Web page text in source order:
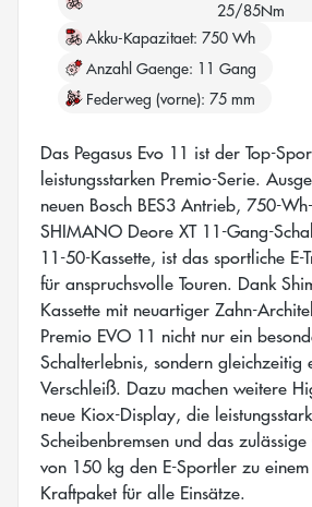
25/85Nm
Akku-Kapazitaet 750 Wh
Anzahl Gaenge 11 Gang
Federweg (vorne) 75 mm
Das Pegasus Evo 11 ist der Top-
leistungsstarken Premio-Serie.
neuen Bosch BES3 Antrieb, 750-
SHIMANO Deore XT 11-Gang-
11-50-Kassette, ist das sportliche E-
für anspruchsvolle Touren. Dank
Kassette mit neuartiger Zahn-
Premio EVO 11 nicht nur ein
Schalterlebnis, sondern gleichzeitig
Verschleiß. Dazu machen weitere
neue Kiox-Display, die
Scheibenbremsen und das
von 150 kg den E-Sportler zu
Kraftpaket für alle Einsätze.